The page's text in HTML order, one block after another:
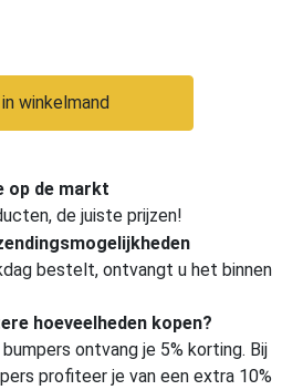
winkelmand
op de markt
de juiste prijzen!
bestelt, ontvangt u het binnen
hoeveelheden kopen?
ontvang je 5% korting. Bij
profiteer je van een extra 10%